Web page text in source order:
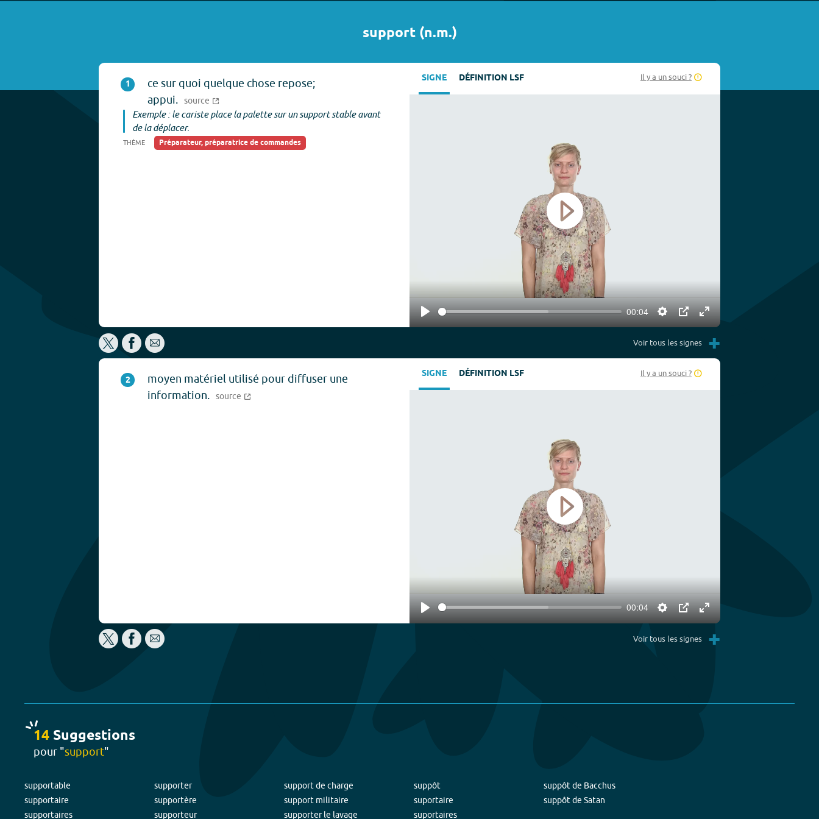
support(n.m.)
1
ce sur quoi quelque chose repose;
appui. source
Exemple : le cariste place la palette sur un support stable avant
de la déplacer.
THÈME Préparateur, préparatrice de commandes
SIGNE DÉFINITION LSF Il y a un souci ?
Play
00:04
Settings
PIP Enter
fullscreen
Play
Voir tous les signes +
2
moyen matériel utilisé pour diffuser une
information. source
SIGNE DÉFINITION LSF Il y a un souci ?
Play
00:04
Settings
PIP Enter
fullscreen
Play
Voir tous les signes +
14 Suggestions
pour "support"
supportable
supportaire
supportaires
supporter
supportère
supporteur
support de charge
support militaire
supporter le lavage
suppôt
suportaire
suportaires
suppôt de Bacchus
suppôt de Satan